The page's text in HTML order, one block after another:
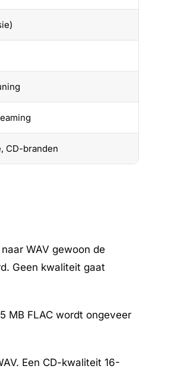
CD-branden
WAV gewoon de
Geen kwaliteit gaat
MB FLAC wordt ongeveer
Een CD-kwaliteit 16-